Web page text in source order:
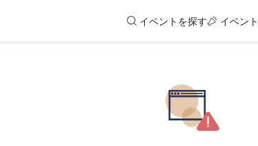
イベントを探す イベン